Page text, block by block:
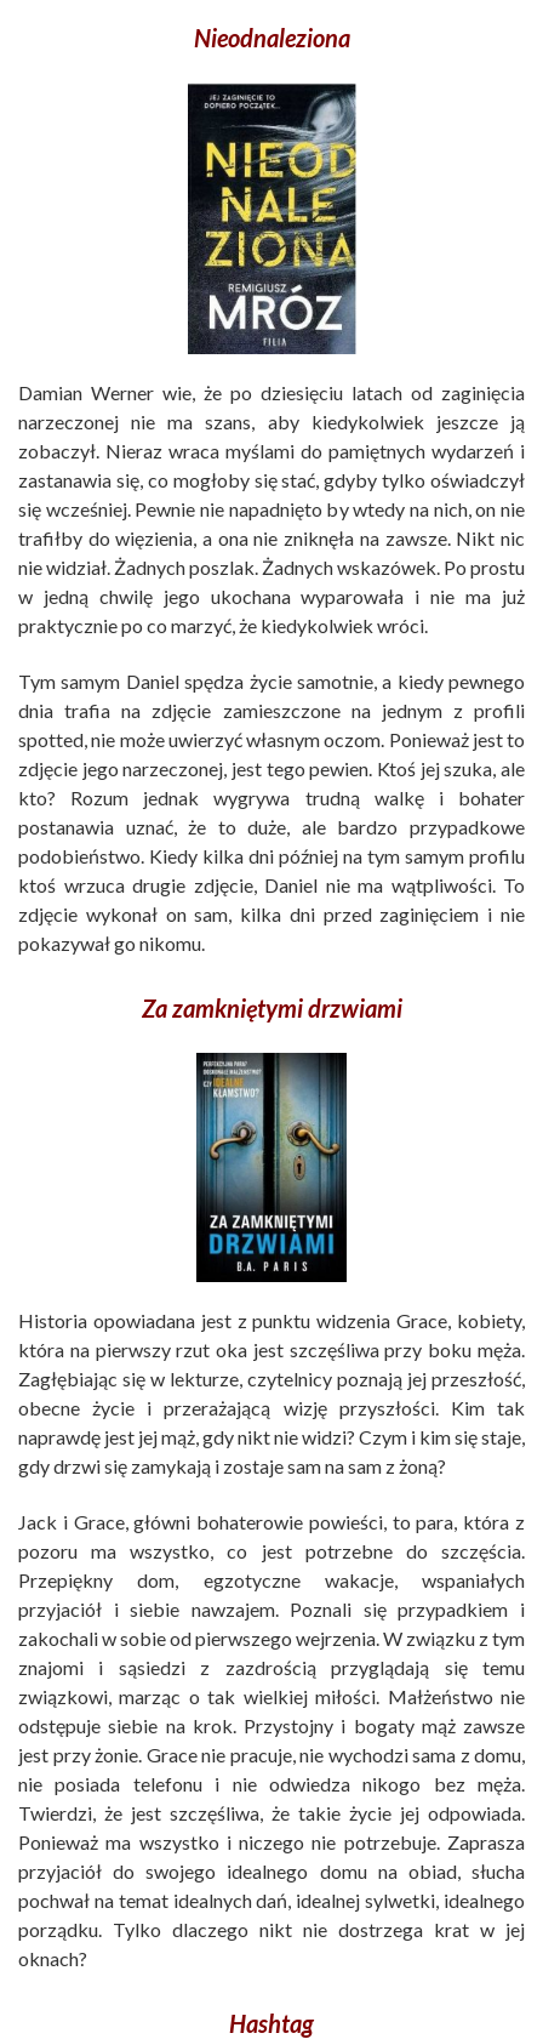
Nieodnaleziona
Damian Werner wie, że po dziesięciu latach od zaginięcia
narzeczonej nie ma szans, aby kiedykolwiek jeszcze ją
zobaczył. Nieraz wraca myślami do pamiętnych wydarzeń i
zastanawia się, co mogłoby się stać, gdyby tylko oświadczył
się wcześniej. Pewnie nie napadnięto by wtedy na nich, on nie
trafiłby do więzienia, a ona nie zniknęła na zawsze. Nikt nic
nie widział. Żadnych poszlak. Żadnych wskazówek. Po prostu
w jedną chwilę jego ukochana wyparowała i nie ma już
praktycznie po co marzyć, że kiedykolwiek wróci.
Tym samym Daniel spędza życie samotnie, a kiedy pewnego
dnia trafia na zdjęcie zamieszczone na jednym z profili
spotted, nie może uwierzyć własnym oczom. Ponieważ jest to
zdjęcie jego narzeczonej, jest tego pewien. Ktoś jej szuka, ale
kto? Rozum jednak wygrywa trudną walkę i bohater
postanawia uznać, że to duże, ale bardzo przypadkowe
podobieństwo. Kiedy kilka dni później na tym samym profilu
ktoś wrzuca drugie zdjęcie, Daniel nie ma wątpliwości. To
zdjęcie wykonał on sam, kilka dni przed zaginięciem i nie
pokazywał go nikomu.
Za zamkniętymi drzwiami
Historia opowiadana jest z punktu widzenia Grace, kobiety,
która na pierwszy rzut oka jest szczęśliwa przy boku męża.
Zagłębiając się w lekturze, czytelnicy poznają jej przeszłość,
obecne życie i przerażającą wizję przyszłości. Kim tak
naprawdę jest jej mąż, gdy nikt nie widzi? Czym i kim się staje,
gdy drzwi się zamykają i zostaje sam na sam z żoną?
Jack i Grace, główni bohaterowie powieści, to para, która z
pozoru ma wszystko, co jest potrzebne do szczęścia.
Przepiękny dom, egzotyczne wakacje, wspaniałych
przyjaciół i siebie nawzajem. Poznali się przypadkiem i
zakochali w sobie od pierwszego wejrzenia. W związku z tym
znajomi i sąsiedzi z zazdrością przyglądają się temu
związkowi, marząc o tak wielkiej miłości. Małżeństwo nie
odstępuje siebie na krok. Przystojny i bogaty mąż zawsze
jest przy żonie. Grace nie pracuje, nie wychodzi sama z domu,
nie posiada telefonu i nie odwiedza nikogo bez męża.
Twierdzi, że jest szczęśliwa, że takie życie jej odpowiada.
Ponieważ ma wszystko i niczego nie potrzebuje. Zaprasza
przyjaciół do swojego idealnego domu na obiad, słucha
pochwał na temat idealnych dań, idealnej sylwetki, idealnego
porządku. Tylko dlaczego nikt nie dostrzega krat w jej
oknach?
Hashtag